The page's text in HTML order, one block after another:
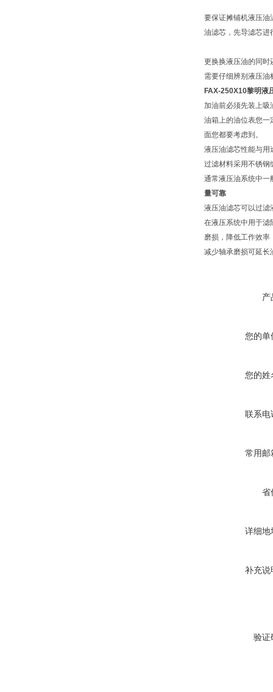
要保证摊铺机液压油
油滤芯，先导滤芯进
更换换液压油的同时
需要仔细辨别液压
FAX-250X10黎明液
加油前必须先装上吸
油箱上的油位表您一
面您都要考虑到。
液压油滤芯性能与用
过滤材料采用不锈钢
通常液压油系统中一
量可靠
液压油滤芯可以过滤
在液压系统中用于滤
磨损，降低工作效
减少轴承磨损可延长
产
您的单
您的姓
联系电
常用邮
省
详细地
补充说
验证